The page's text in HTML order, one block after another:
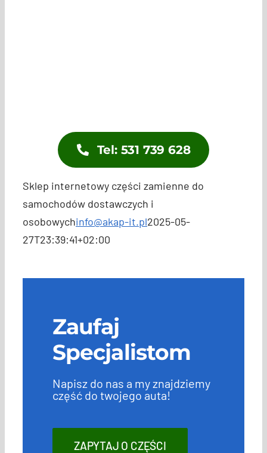
Tel: 531 739 628
Sklep internetowy części zamienne do
samochodów dostawczych i
osobowychinfo@akap-it.pl2025-05-
27T23:39:41+02:00
Zaufaj
Specjalistom
Napisz do nas a my znajdziemy
część do twojego auta!
ZAPYTAJ O CZĘŚCI